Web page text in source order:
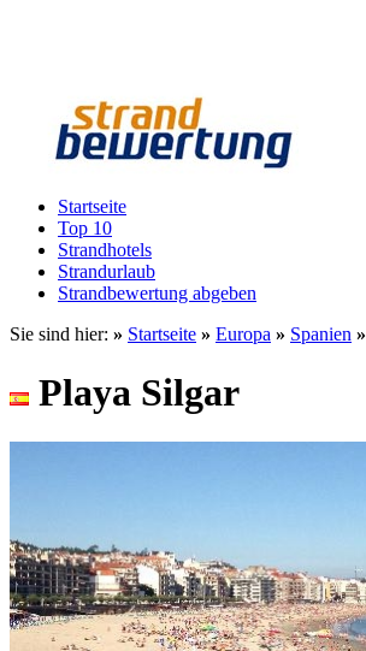
Startseite
Top 10
Strandhotels
Strandurlaub
Strandbewertung abgeben
Sie sind hier: » Startseite » Europa » Spanien »
Playa Silgar